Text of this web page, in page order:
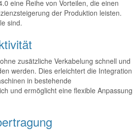
eine Reihe von Vorteilen, die einen
der Produktion leisten.
sind.
zusätzliche Verkabelung schnell und
werden. Dies erleichtert die Integration
in bestehende
und ermöglicht eine flexible Anpassung